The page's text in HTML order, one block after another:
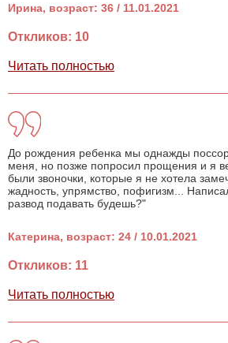
Ирина, возраст: 36 / 11.01.2021
Откликов: 10
Читать полностью
До рождения ребенка мы однажды
меня, но позже попросил прощения и я
были звоночки, которые я не хотела
жадность, упрямство, пофигизм...
развод подавать будешь?"
Катерина, возраст: 24 / 10.01.2021
Откликов: 11
Читать полностью